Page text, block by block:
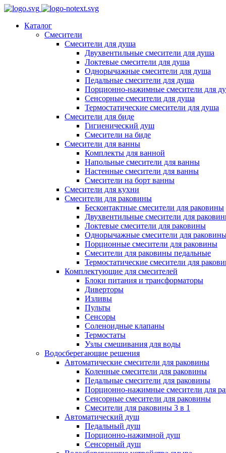
Каталог
Смесители
Смесители для душа
Двухвентильные смесители для душа
Локтевые смесители для душа
Однорычажные смесители для душа
Педальные смесители для душа
Порционно-нажимные смесители для
Сенсорные смесители для душа
Термостатические смесители для душа
Смесители для биде
Гигиенический душ
Смесители на биде
Смесители для ванны
Комплекты для ванной
Напольные смесители для ванны
Настенные смесители для ванны
Смесители на борт ванны
Смесители для кухни
Смесители для раковины
Бесконтактные смесители для раковины
Двухвентильные смесители для
Локтевые смесители для раковины
Однорычажные смесители для
Порционные смесители для раковины
Смесители для раковины педальные
Термостатические смесители для
Комплектующие для смесителей
Блоки питания и трансформаторы
Диверторы
Изливы
Пульты
Сенсоры
Соленоидные клапаны
Термостаты
Узлы смешивания для воды
Водосберегающие решения
Автоматические смесители для раковины
Коленные смесители для раковины
Педальные смесители для раковины
Порционно-нажимные смесители для
Сенсорные смесители для раковины
Смесители для раковины 3 в 1
Автоматический душ
Педальный душ
Порционно-нажимной душ
Сенсорный душ